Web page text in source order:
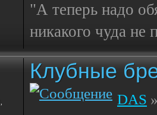
"А теперь надо
никакого чуда
Клубные
DAS